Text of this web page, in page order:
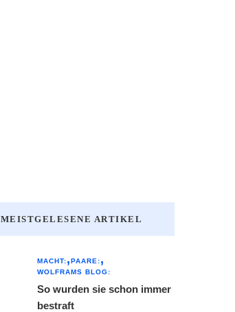
MEISTGELESENE ARTIKEL
MACHT:
PAARE:
WOLFRAMS BLOG:
So wurden sie schon immer
bestraft